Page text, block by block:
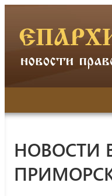
НОВОСТИ